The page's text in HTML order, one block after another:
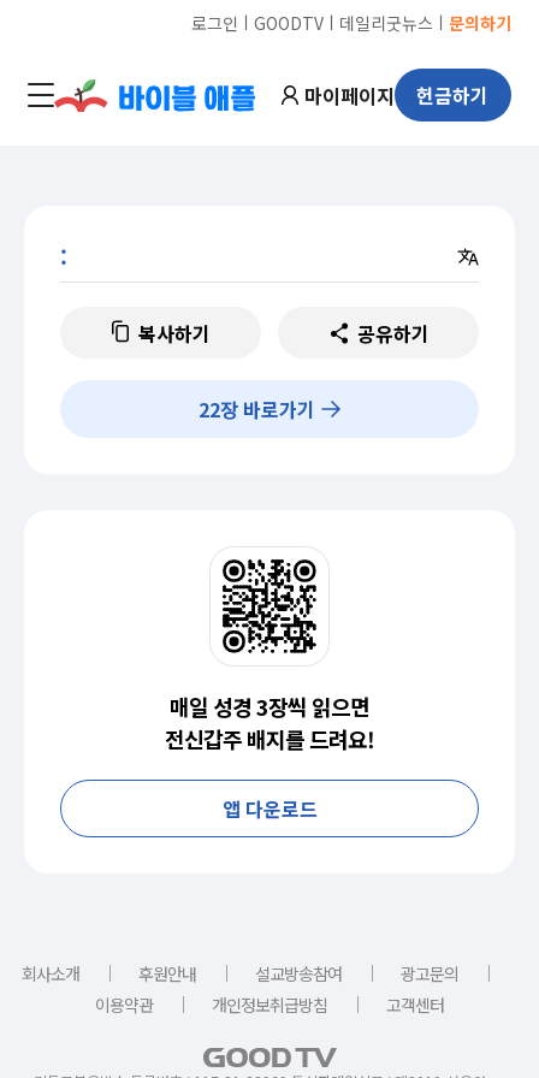
로그인 ㅣ GOODTVㅣ 데일리굿뉴스 ㅣ 문의하기
마이페이지 헌금하기
:
복사하기 공유하기
22장 바로가기
매일 성경 3장씩 읽으면
전신갑주 배지를 드려요!
앱 다운로드
회사소개 ｜ 후원안내 ｜ 설교방송참여 ｜ 광고문의
｜
이용약관
｜ 개인정보취급방침 ｜ 고객센터